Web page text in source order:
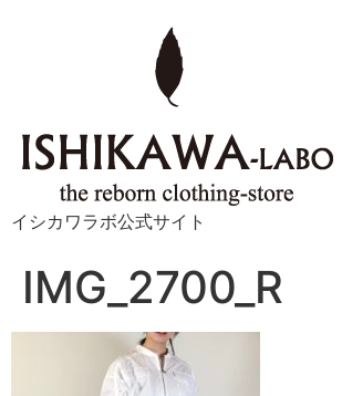
イシカワラボ公式サイト
IMG_2700_R